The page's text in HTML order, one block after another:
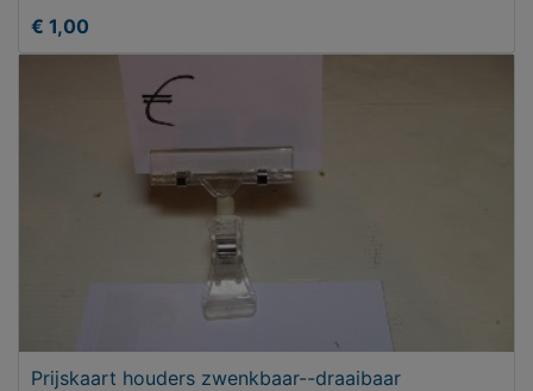
€ 1,00
Prijskaart houders zwenkbaar--draaibaar